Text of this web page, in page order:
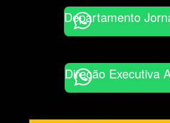
Departamento
Direção Executiva